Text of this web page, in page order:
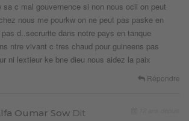
sa c mal gouvernence si non nous ocii on peut
nous me pourkw on ne peut pas paske en
d..secrurite dans notre pays en tanque
ntre vivant c tres chaud pour guineens pas
ni lextieur ke bne dieu nous aidez la paix
Répondre
Oumar Sow Dit